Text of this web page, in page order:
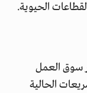
الحيوية.
سوق العمل
الحالية